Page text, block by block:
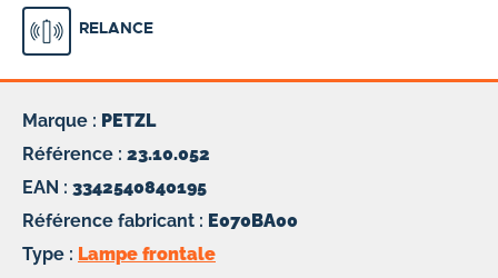
RELANCE
Marque : PETZL
Référence : 23.10.052
EAN : 3342540840195
Référence fabricant : E070BA00
Type : Lampe frontale